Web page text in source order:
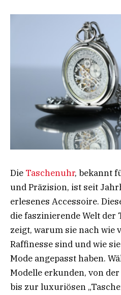
Die Taschenuhr, bekannt
und Präzision, ist seit
erlesenes Accessoire.
die faszinierende Welt
zeigt, warum sie nach wie
Raffinesse sind und wie
Mode angepasst haben.
Modelle erkunden, von
bis zur luxuriösen